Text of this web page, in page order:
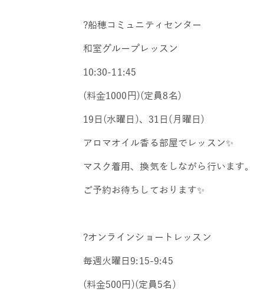
?船穂コミュニティセンター
和室グループレッスン
10:30-11:45
(料金1000円)(定員8名)
19日(水曜日)、31日(月曜日)
アロマオイル香る部屋でレッスン✨
マスク着用、換気をしながら行います。
ご予約お待ちしております✨
?オンラインショートレッスン
毎週火曜日9:15-9:45
(料金500円)(定員5名)